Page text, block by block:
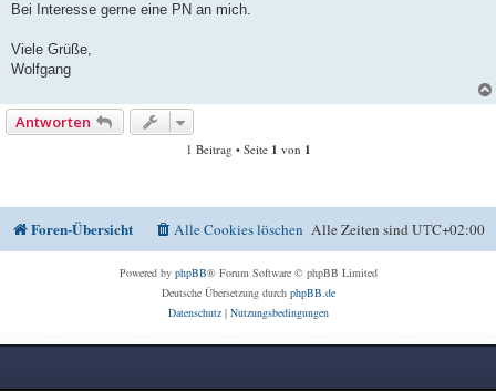
Bei Interesse gerne eine PN an mich.
Viele Grüße,
Wolfgang
Antworten
1 Beitrag • Seite 1 von 1
Foren-Übersicht Alle Zeiten sindUTC+02:00
Alle Cookies löschen
Powered by phpBB® Forum Software © phpBB Limited
Deutsche Übersetzung durch phpBB.de
Datenschutz| Nutzungsbedingungen